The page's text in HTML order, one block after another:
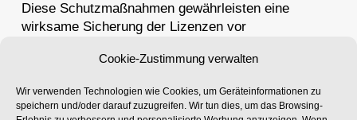
Cookie-Zustimmung verwalten
Wir verwenden Technologien wie Cookies, um Geräteinformationen zu
speichern und/oder darauf zuzugreifen. Wir tun dies, um das Browsing-
Diese Schutzmaßnahmen gewährleisten eine
wirksame Sicherung der Lizenzen vor
geschäftskritischen Umgebungen von